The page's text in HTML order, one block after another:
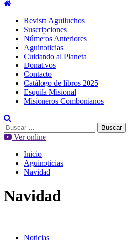
Revista Aguiluchos
Suscripciones
Números Anteriores
Aguinoticias
Cuidando al Planeta
Donativos
Contacto
Catálogo de libros 2025
Esquila Misional
Misioneros Combonianos
Buscar:
Ver online
Inicio
Aguinoticias
Navidad
Navidad
Noticias